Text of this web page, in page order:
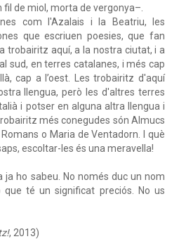
fil de miol, morta de vergonya–.
com l'Azalais i la Beatriu, les
que escriuen poesies, que fan
trobairitz aquí, a la nostra ciutat, i a
sud, en terres catalanes, i més cap
cap a l’oest. Les trobairitz d'aquí
llengua, però les d'altres terres
i potser en alguna altra llengua i
més conegudes són Almucs
o Maria de Ventadorn. I què
escoltar-les és una meravella!
ja ho sabeu. No només duc un nom
té un significat preciós. No us
, 2013)